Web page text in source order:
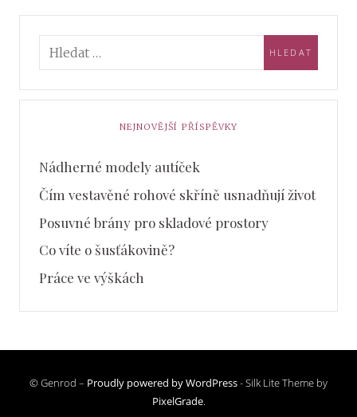
NEJNOVĚJŠÍ PŘÍSPĚVKY
Nádherné modely autíček
Čím vestavěné rohové skříně usnadňují život
Posuvné brány pro skladové prostory
Co víte o šusťákovině?
Práce ve výškách
© Genrod – Proudly powered by WordPress-Silk Lite Theme by
PixelGrade.